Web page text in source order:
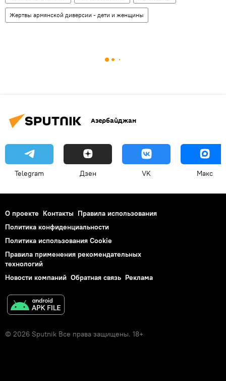
Жертвы армянской диверсии - дети и женщины
Азербайджан
Telegram Дзен VK Макс
О проекте Контакты Правила использования
Политика конфиденциальности
Политика использования Cookie
Правила применения рекомендательных
технологий
Новости компаний Обратная связь Реклама
© 2026 Sputnik Все права защищены. 18+